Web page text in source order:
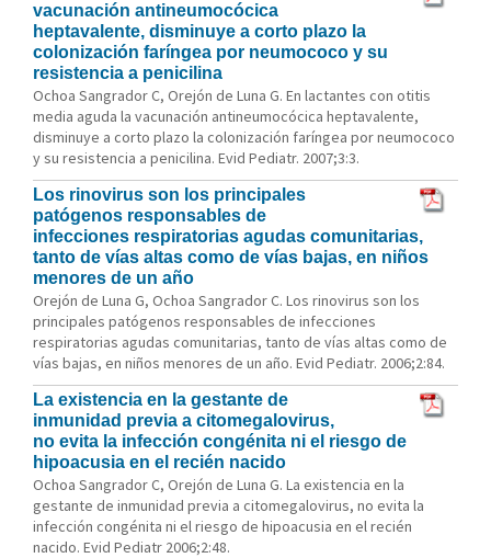
vacunación antineumocócica
heptavalente, disminuye a corto plazo la
colonización faríngea por neumococo y su
resistencia a penicilina
Ochoa Sangrador C, Orejón de Luna G. En lactantes con otitis
media aguda la vacunación antineumocócica heptavalente,
disminuye a corto plazo la colonización faríngea por neumococo
y su resistencia a penicilina. Evid Pediatr. 2007;3:3.
Los rinovirus son los principales
patógenos responsables de
infecciones respiratorias agudas comunitarias,
tanto de vías altas como de vías bajas, en niños
menores de un año
Orejón de Luna G, Ochoa Sangrador C. Los rinovirus son los
principales patógenos responsables de infecciones
respiratorias agudas comunitarias, tanto de vías altas como de
vías bajas, en niños menores de un año. Evid Pediatr. 2006;2:84.
La existencia en la gestante de
inmunidad previa a citomegalovirus,
no evita la infección congénita ni el riesgo de
hipoacusia en el recién nacido
Ochoa Sangrador C, Orejón de Luna G. La existencia en la
gestante de inmunidad previa a citomegalovirus, no evita la
infección congénita ni el riesgo de hipoacusia en el recién
nacido. Evid Pediatr 2006;2:48.